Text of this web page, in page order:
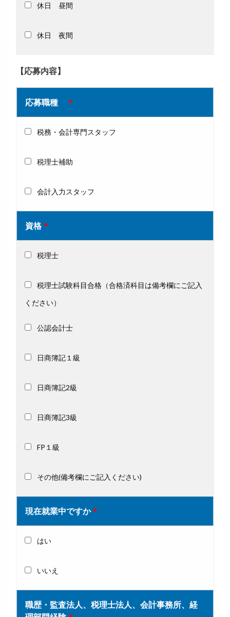
休日 昼間
休日 夜間
【応募内容】
応募職種 ＊
税務・会計専門スタッフ
税理士補助
会計入力スタッフ
資格＊
税理士
税理士試験科目合格（合格済科目は備考欄にご記入
ください）
公認会計士
日商簿記１級
日商簿記2級
日商簿記3級
FP１級
その他(備考欄にご記入ください)
現在就業中ですか＊
はい
いいえ
職歴・監査法人、税理士法人、会計事務所、経